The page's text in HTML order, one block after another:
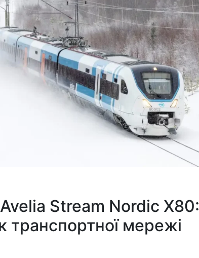
Stream Nordic X80:
транспортної мережі